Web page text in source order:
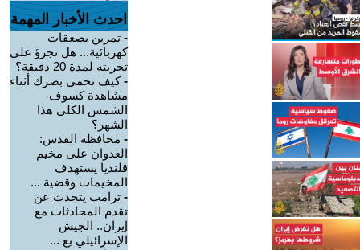
احدث الأخبار المهمة
- تمرين بصعقات
كهربائية... هل تجرؤ على
تجربته لمدة 20 دقيقة؟
-كيف تحمي بصرك أثناء
مشاهدة كسوف
الشمس الكلي هذا
الشهر؟
- محافظة القدس:
العدوان على مخيم
قلنديا يستهدف
المخيمات وقضية ...
- ترامب يتحدث عن
تقدم المحادثات مع
إيران.. الجيش
الإسرائيلي يع ...